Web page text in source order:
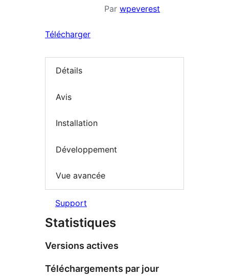
Par wpeverest
Télécharger
Détails
Avis
Installation
Développement
Vue avancée
Support
Statistiques
Versions actives
Téléchargements par jour